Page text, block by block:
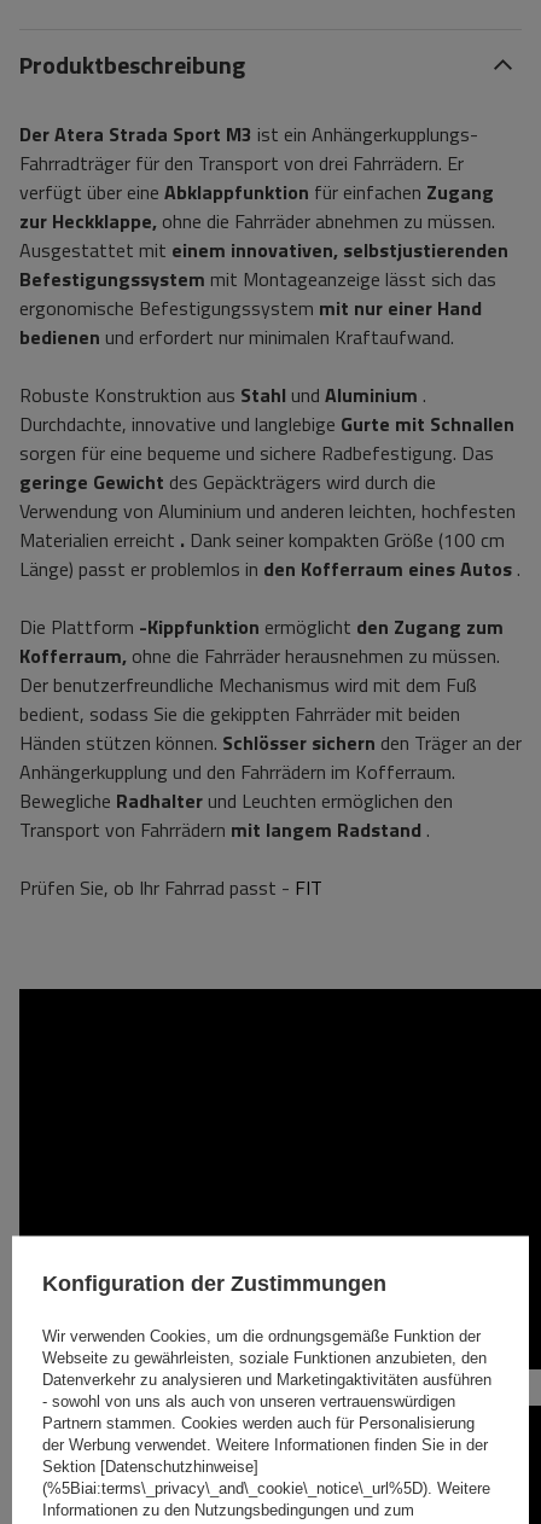
Produktbeschreibung
Der Atera Strada Sport M3 ist ein Anhängerkupplungs-
Fahrradträger für den Transport von drei Fahrrädern. Er
verfügt über eine Abklappfunktion für einfachen Zugang
zur Heckklappe, ohne die Fahrräder abnehmen zu müssen.
Ausgestattet mit einem innovativen, selbstjustierenden
Befestigungssystem mit Montageanzeige lässt sich das
ergonomische Befestigungssystem mit nur einer Hand
bedienen und erfordert nur minimalen Kraftaufwand.
Robuste Konstruktion aus Stahl und Aluminium .
Durchdachte, innovative und langlebige Gurte mit Schnallen
sorgen für eine bequeme und sichere Radbefestigung. Das
geringe Gewicht des Gepäckträgers wird durch die
Verwendung von Aluminium und anderen leichten, hochfesten
Materialien erreicht . Dank seiner kompakten Größe (100 cm
Länge) passt er problemlos in den Kofferraum eines Autos .
Die Plattform -Kippfunktion ermöglicht den Zugang zum
Kofferraum, ohne die Fahrräder herausnehmen zu müssen.
Der benutzerfreundliche Mechanismus wird mit dem Fuß
bedient, sodass Sie die gekippten Fahrräder mit beiden
Händen stützen können. Schlösser sichern den Träger an der
Anhängerkupplung und den Fahrrädern im Kofferraum.
Bewegliche Radhalter und Leuchten ermöglichen den
Transport von Fahrrädern mit langem Radstand .
Prüfen Sie, ob Ihr Fahrrad passt - FIT
Konfiguration der Zustimmungen
Wir verwenden Cookies, um die ordnungsgemäße Funktion der
Webseite zu gewährleisten, soziale Funktionen anzubieten, den
Datenverkehr zu analysieren und Marketingaktivitäten ausführen
- sowohl von uns als auch von unseren vertrauenswürdigen
Partnern stammen. Cookies werden auch für Personalisierung
der Werbung verwendet. Weitere Informationen finden Sie in der
Sektion [Datenschutzhinweise]
(%5Biai:terms\_privacy\_and\_cookie\_notice\_url%5D). Weitere
Informationen zu den Nutzungsbedingungen und zum